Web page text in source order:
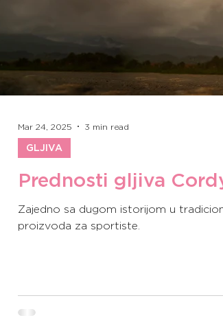
Prednosti gljiva
Zajedno sa dugom istorijom u
proizvoda za sportiste.
GLJIVA
Mar 24, 2025 3 min read